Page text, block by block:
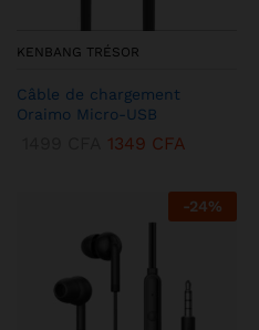
KENBANG TRÉSOR
Câble de chargement
Oraimo Micro-USB
1349 CFA
-24%